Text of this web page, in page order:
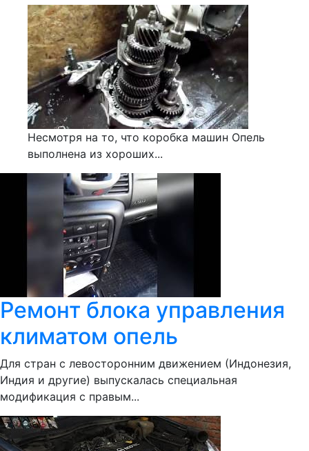
Несмотря на то, что коробка машин Опель
выполнена из хороших...
Ремонт блока управления
климатом опель
Для стран с левосторонним движением (Индонезия,
Индия и другие) выпускалась специальная
модификация с правым...